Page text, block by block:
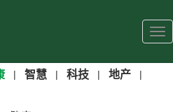
| 智慧 | 科技 | 地产 |